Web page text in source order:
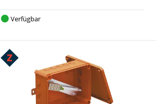
Verfügbar